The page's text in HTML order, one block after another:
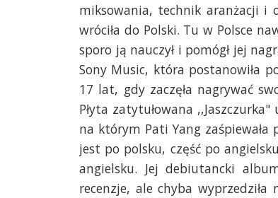
miksowania, technik aranżacji i
wróciła do Polski. Tu w Polsce
sporo ją nauczył i pomógł jej
Sony Music, która postanowiła
17 lat, gdy zaczęła nagrywać
Płyta zatytułowana
na którym Pati Yang zaśpiewała
jest po polsku, część po
angielsku. Jej debiutancki
recenzje, ale chyba